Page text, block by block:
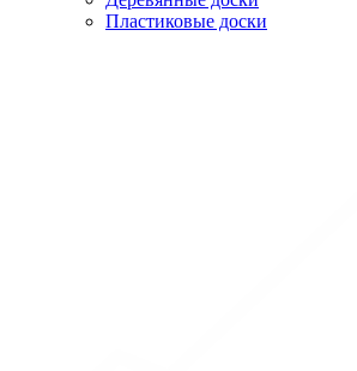
Пластиковые доски